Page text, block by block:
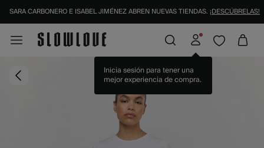
Inicia sesión para tener una
mejor experiencia de compra.